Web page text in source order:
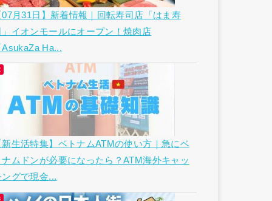
07月31日】新着情報｜回転寿司店「はま寿
」イオンモールにオープン！焼肉店
AsukaZa Ha...
新生活特集】ベトナムATMの使い方｜急にベ
ナムドンが必要になったら？ATM海外キャッ
ングで現金...